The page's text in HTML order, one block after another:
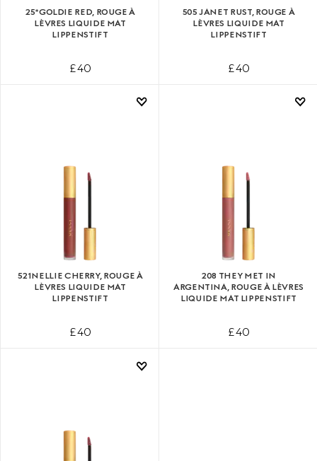
25*​GOLDIE RED, ROUGE À
LÈVRES LIQUIDE MAT
LIPPENSTIFT
£ 40
505 JANET RUST, ROUGE À
LÈVRES LIQUIDE MAT
LIPPENSTIFT
£ 40
521​NELLIE CHERRY, ROUGE À
LÈVRES LIQUIDE MAT
LIPPENSTIFT
£ 40
208 THEY MET IN
ARGENTINA, ROUGE À LÈVRES
LIQUIDE MAT LIPPENSTIFT
£ 40